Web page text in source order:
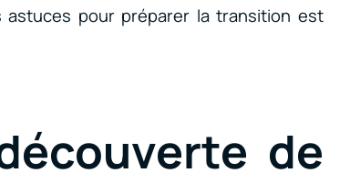
pour préparer la transition est
de